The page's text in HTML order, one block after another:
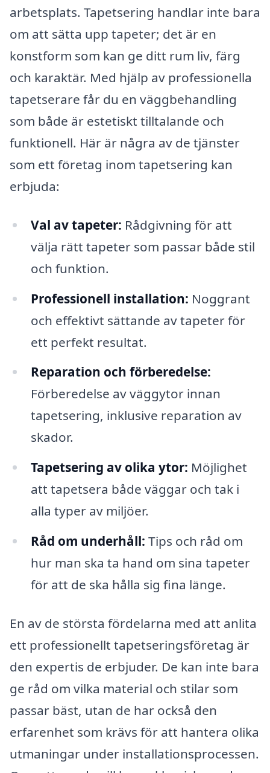
arbetsplats. Tapetsering handlar inte bara
om att sätta upp tapeter; det är en
konstform som kan ge ditt rum liv, färg
och karaktär. Med hjälp av professionella
tapetserare får du en väggbehandling
som både är estetiskt tilltalande och
funktionell. Här är några av de tjänster
som ett företag inom tapetsering kan
erbjuda:
Val av tapeter: Rådgivning för att
välja rätt tapeter som passar både stil
och funktion.
Professionell installation: Noggrant
och effektivt sättande av tapeter för
ett perfekt resultat.
Reparation och förberedelse:
Förberedelse av väggytor innan
tapetsering, inklusive reparation av
skador.
Tapetsering av olika ytor: Möjlighet
att tapetsera både väggar och tak i
alla typer av miljöer.
Råd om underhåll: Tips och råd om
hur man ska ta hand om sina tapeter
för att de ska hålla sig fina länge.
En av de största fördelarna med att anlita
ett professionellt tapetseringsföretag är
den expertis de erbjuder. De kan inte bara
ge råd om vilka material och stilar som
passar bäst, utan de har också den
erfarenhet som krävs för att hantera olika
utmaningar under installationsprocessen.